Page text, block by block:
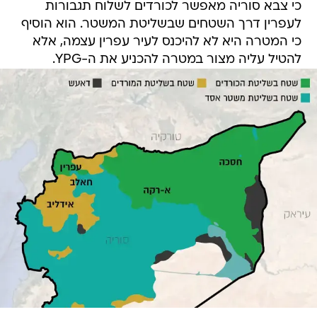
כי צבא סוריה מאפשר לכורדים לשלוח תגבורות
לעפרין דרך השטחים שבשליטת המשטר. הוא הוסיף
כי המטרה היא לא להיכנס לעיר עפרין עצמה, אלא
להטיל עליה מצור במטרה להכניע את ה-YPG.